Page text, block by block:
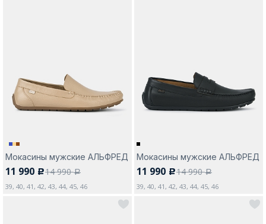
Да, все верно Изменить город
Мокасины мужские АЛЬФРЕД
11 990 c14 990a
39, 40, 41, 42, 43, 44, 45, 46
Мокасины мужские АЛЬФРЕД
11 990 c14 990a
39, 40, 41, 42, 43, 44, 45, 46